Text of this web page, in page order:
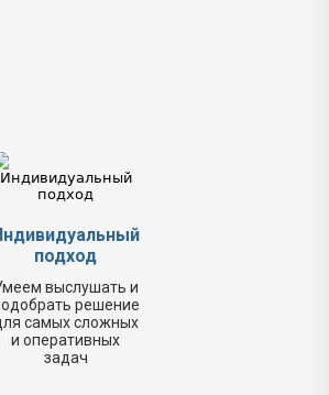
подход
выслушать и
решение
самых сложных
и оперативных
задач